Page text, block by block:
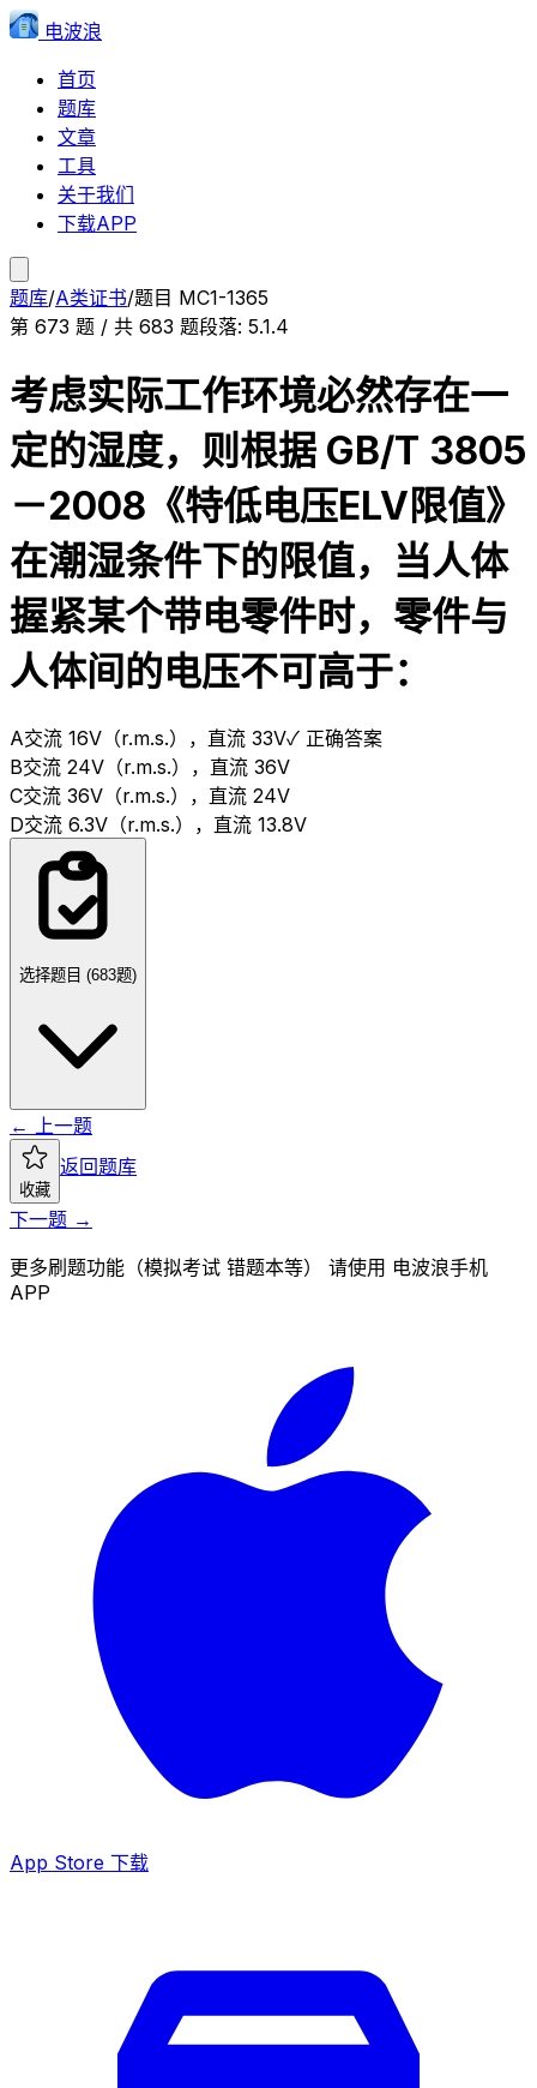
电波浪
首页
题库
文章
工具
关于我们
下载APP
题库/A类证书/题目 MC1-1365
第 673 题 / 共 683 题段落: 5.1.4
考虑实际工作环境必然存在一
定的湿度，则根据 GB/T 3805
－2008《特低电压ELV限值》
在潮湿条件下的限值，当人体
握紧某个带电零件时，零件与
人体间的电压不可高于：
A交流 16V（r.m.s.），直流 33V✓ 正确答案
B交流 24V（r.m.s.），直流 36V
C交流 36V（r.m.s.），直流 24V
D交流 6.3V（r.m.s.），直流 13.8V
选择题目 (683题)
← 上一题
收藏
返回题库
下一题 →
更多刷题功能（模拟考试 错题本等） 请使用 电波浪手机
APP
App Store 下载